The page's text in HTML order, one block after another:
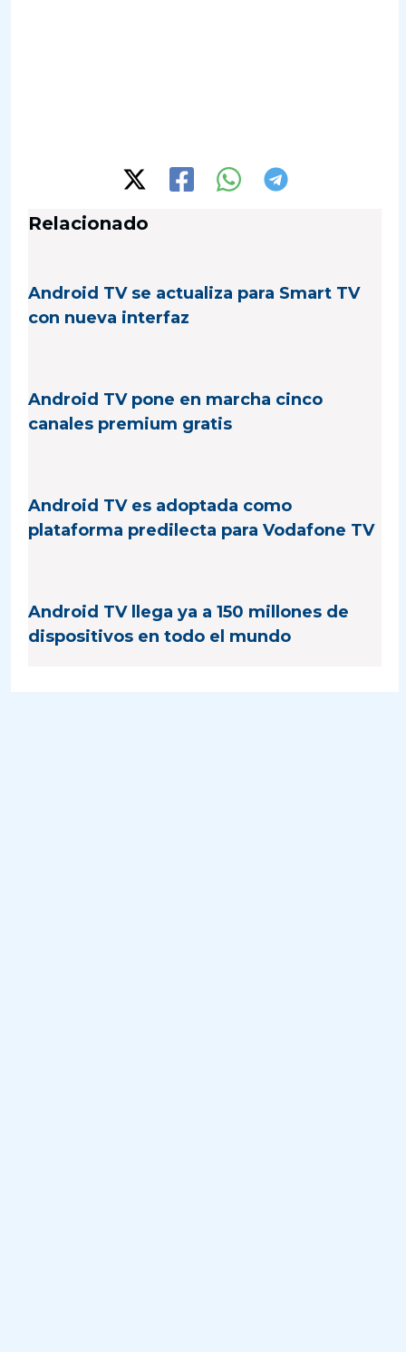
Relacionado
Android TV se actualiza para Smart TV
con nueva interfaz
Android TV pone en marcha cinco
canales premium gratis
Android TV es adoptada como
plataforma predilecta para Vodafone TV
Android TV llega ya a 150 millones de
dispositivos en todo el mundo